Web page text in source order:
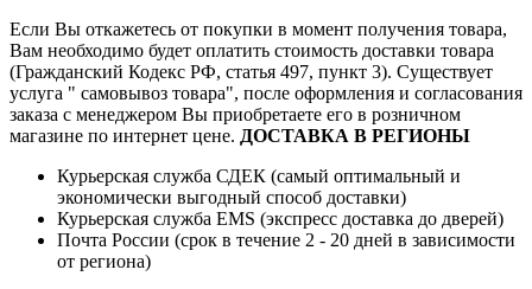
Если Вы откажетесь от покупки в момент получения товара,
Вам необходимо будет оплатить стоимость доставки товара
(Гражданский Кодекс РФ, статья 497, пункт 3). Существует
услуга " самовывоз товара", после оформления и согласования
заказа с менеджером Вы приобретаете его в розничном
магазине по интернет цене. ДОСТАВКА В РЕГИОНЫ
Курьерская служба СДЕК (самый оптимальный и
экономически выгодный способ доставки)
Курьерская служба EMS (экспресс доставка до дверей)
Почта России (срок в течение 2 - 20 дней в зависимости
от региона)